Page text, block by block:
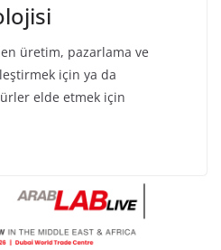
üretim, pazarlama ve
için ya da
elde etmek için